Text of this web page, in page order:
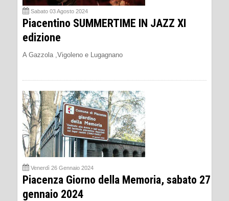
Sabato 03 Agosto 2024
Piacentino SUMMERTIME IN JAZZ XI
edizione
A Gazzola ,Vigoleno e Lugagnano
Venerdì 26 Gennaio 2024
Piacenza Giorno della Memoria, sabato 27
gennaio 2024